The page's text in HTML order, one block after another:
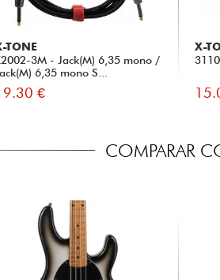
TONE
3M - Jack(M) 6,35 mono /
6,35 mono S...
€
X-
COMPARAR